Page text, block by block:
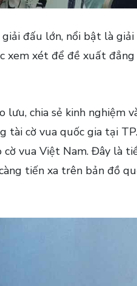
đấu lớn, nổi bật là giải
xem xét để đề xuất đẳng
lưu, chia sẻ kinh nghiệm
tài cờ vua quốc gia tại TP.
vua Việt Nam. Đây là
tiến xa trên bản đồ